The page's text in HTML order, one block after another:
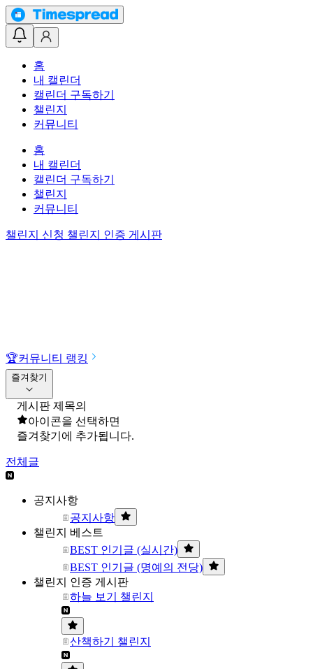
홈
내 캘린더
캘린더 구독하기
챌린지
커뮤니티
홈
내 캘린더
캘린더 구독하기
챌린지
커뮤니티
챌린지 신청 챌린지 인증 게시판
🏆커뮤니티 랭킹
즐겨찾기
게시판 제목의
아이콘을 선택하면
즐겨찾기에 추가됩니다.
전체글
공지사항
공지사항
챌린지 베스트
BEST 인기글 (실시간)
BEST 인기글 (명예의 전당)
챌린지 인증 게시판
하늘 보기 챌린지
산책하기 챌린지